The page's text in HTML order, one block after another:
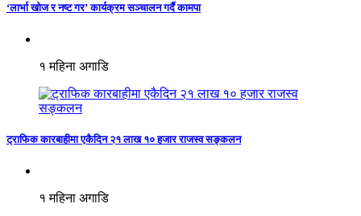
‘लार्भा खोज र नष्ट गर’ कार्यक्रम सञ्चालन गर्दै कामपा
१ महिना अगाडि
ट्राफिक कारबाहीमा एकैदिन २१ लाख १० हजार राजस्व सङ्कलन
१ महिना अगाडि